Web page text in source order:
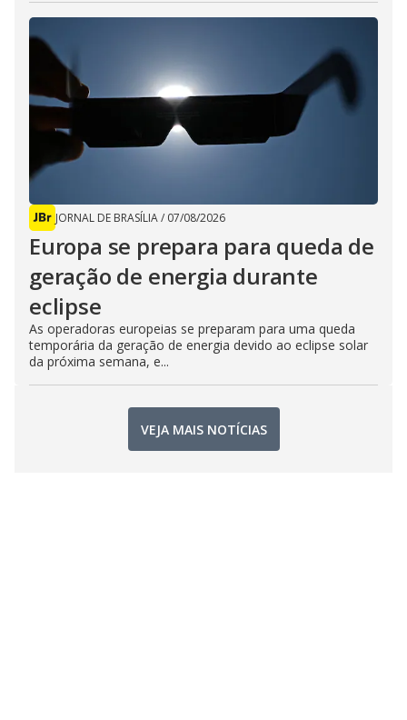
JORNAL DE BRASÍLIA/ 07/08/2026
Europa se prepara para queda de
geração de energia durante
eclipse
As operadoras europeias se preparam para uma queda
temporária da geração de energia devido ao eclipse solar
da próxima semana, e...
VEJA MAIS NOTÍCIAS